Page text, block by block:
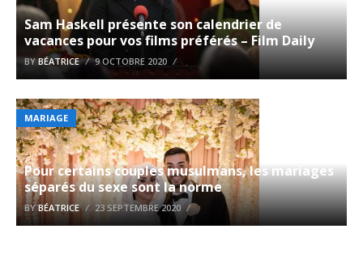
Sam Haskell présente son calendrier de
vacances pour vos films préférés – Film Daily
BYBÉATRICE 9 OCTOBRE 2020
MARIAGE
Pour certains couples musulmans, les mariages
séparés du sexe sont la norme
BYBÉATRICE 23 SEPTEMBRE 2020